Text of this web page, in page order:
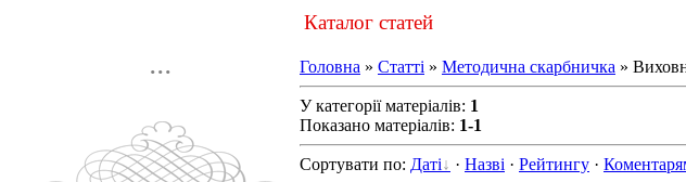
...
Каталог статей
Головна » Статті » Методична скарбничка »
У категорії матеріалів: 1
Показано матеріалів: 1-1
Сортувати по: Даті · Назві · Рейтингу ·